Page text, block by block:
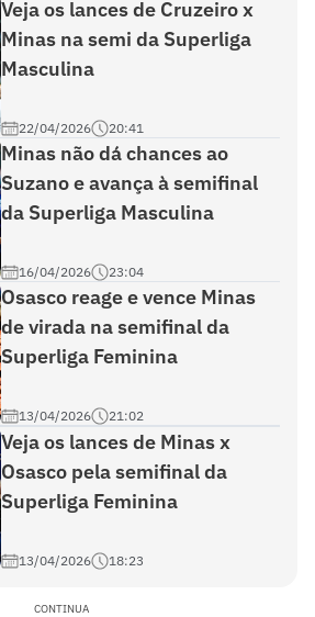
Veja os lances de Cruzeiro x
Minas na semi da Superliga
Masculina
22/04/2026 20:41
Minas não dá chances ao
Suzano e avança à semifinal
da Superliga Masculina
16/04/2026 23:04
Osasco reage e vence Minas
de virada na semifinal da
Superliga Feminina
13/04/2026 21:02
Veja os lances de Minas x
Osasco pela semifinal da
Superliga Feminina
13/04/2026 18:23
CONTINUA